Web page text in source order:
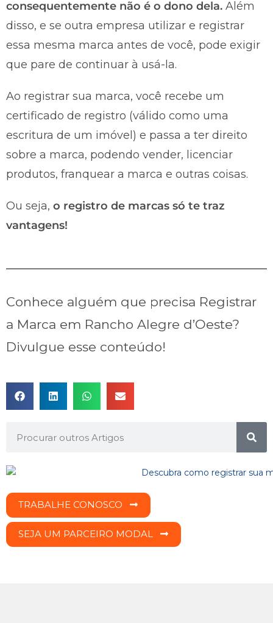
consequentemente não é o dono dela. Além
disso, e se outra empresa utilizar e registrar
essa mesma marca antes de você, pode exigir
que pare de continuar à usá-la.
Ao registrar sua marca, você recebe um
certificado de registro (válido como uma
escritura de um imóvel) e passa a ter direito
sobre a marca, podendo vender, licenciar
produtos, franquear a marca e outras coisas.
Ou seja, o registro de marcas só te traz
vantagens!
Conhece alguém que precisa Registrar
a Marca em Rancho Alegre d’Oeste?
Divulgue esse conteúdo!
TRABALHE CONOSCO
SEJA UM PARCEIRO MODAL